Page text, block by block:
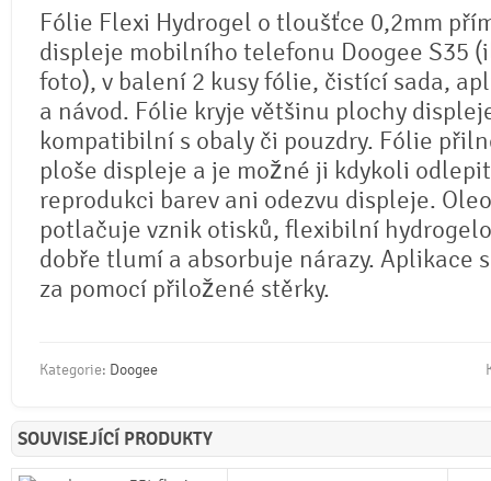
Fólie Flexi Hydrogel o tloušťce 0,2mm
displeje mobilního telefonu Doogee S35
foto), v balení 2 kusy fólie, čistící sada,
a návod. Fólie kryje většinu plochy
kompatibilní s obaly či pouzdry. Fólie
ploše displeje a je možné ji kdykoli
reprodukci barev ani odezvu displeje.
potlačuje vznik otisků, flexibilní
dobře tlumí a absorbuje nárazy. Aplikace
za pomocí přiložené stěrky.
Kategorie: Doogee
SOUVISEJÍCÍ PRODUKTY